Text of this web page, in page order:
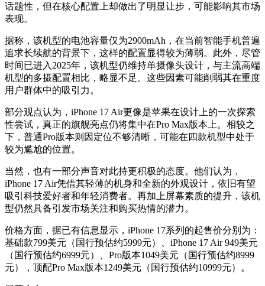
话题性，但在核心配置上却做出了明显让步，可能影响其市场
表现。
据称，该机型的电池容量仅为2900mAh，在当前智能手机普遍
追求长续航的背景下，这样的配置显得较为薄弱。此外，尽管
时间已进入2025年，该机型仍维持单摄像头设计，与主流高端
机型的多摄配置相比，略显不足。这些因素可能削弱其在重度
用户群体中的吸引力。
部分观点认为，iPhone 17 Air更像是苹果在设计上的一次探索
性尝试，真正的旗舰亮点仍将集中在Pro Max版本上。相较之
下，普通Pro版本则因定位不够清晰，可能在四款机型中处于
较为尴尬的位置。
当然，也有一部分声音对此持更积极的态度。他们认为，
iPhone 17 Air凭借其轻薄的机身和全新的外观设计，依旧有望
吸引科技爱好者和年轻消费者。再加上屏幕素质的提升，该机
型仍然具备引发市场关注和购买热情的潜力。
价格方面，据已有信息显示，iPhone 17系列的起售价分别为：
基础款799美元（国行预估约5999元）、iPhone 17 Air 949美元
（国行预估约6999元）、Pro版本1049美元（国行预估约8999
元），顶配Pro Max版本1249美元（国行预估约10999元）。